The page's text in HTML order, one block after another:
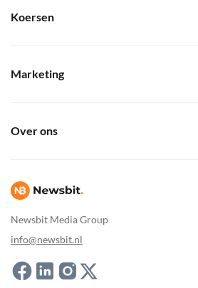
Newsbit Media Group
info@newsbit.nl
Koersen
Marketing
Over ons